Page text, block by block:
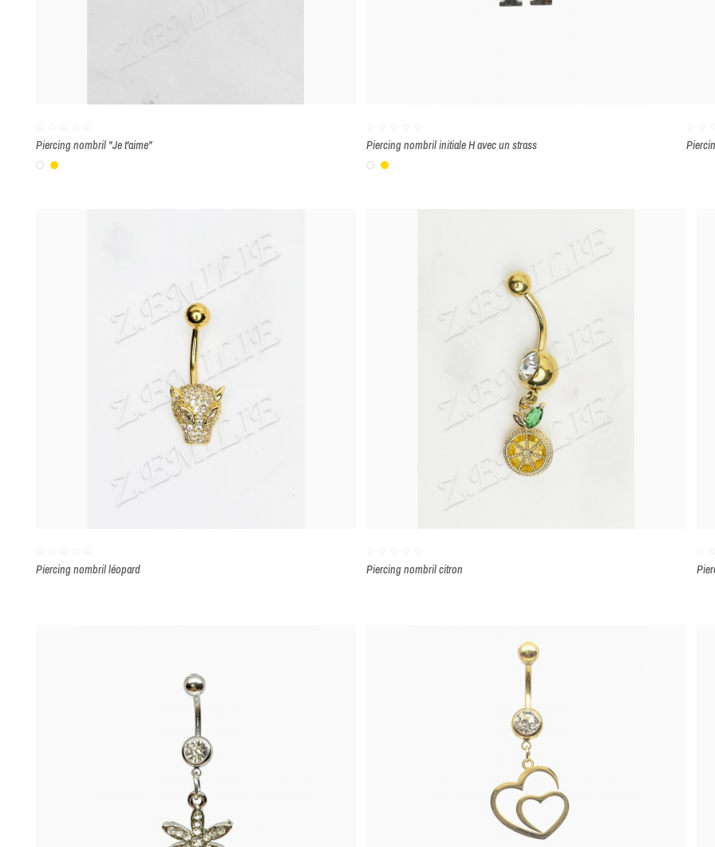
Piercing nombril "Je t'aime"
Blanc
Or
Piercing nombril initiale H avec un strass
Blanc
Or
Piercing nombril léopard Piercing nombril citron